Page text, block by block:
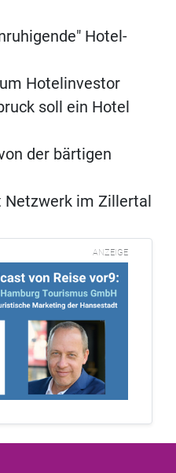
Hotel-
Hotelinvestor
soll ein Hotel
der bärtigen
im Zillertal
ANZEIGE